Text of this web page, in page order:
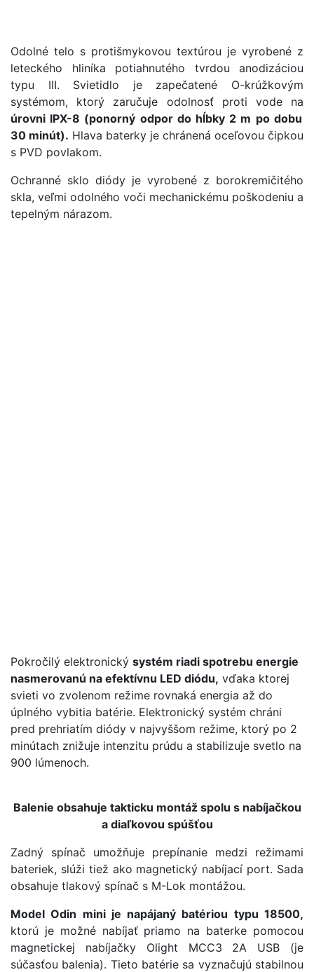
Odolné telo s protišmykovou textúrou je vyrobené z
leteckého hliníka potiahnutého tvrdou anodizáciou
typu III. Svietidlo je zapečatené O-krúžkovým
systémom, ktorý zaručuje odolnosť proti vode na
úrovni IPX-8 (ponorný odpor do hĺbky 2 m po dobu
30 minút). Hlava baterky je chránená oceľovou čipkou
s PVD povlakom.
Ochranné sklo diódy je vyrobené z borokremičitého
skla, veľmi odolného voči mechanickému poškodeniu a
tepelným nárazom.
Pokročilý elektronický systém riadi spotrebu energie
nasmerovanú na efektívnu LED diódu, vďaka ktorej
svieti vo zvolenom režime rovnaká energia až do
úplného vybitia batérie. Elektronický systém chráni
pred prehriatím diódy v najvyššom režime, ktorý po 2
minútach znižuje intenzitu prúdu a stabilizuje svetlo na
900 lúmenoch.
Balenie obsahuje takticku montáž spolu s nabíjačkou
a diaľkovou spúšťou
Zadný spínač umožňuje prepínanie medzi režimami
bateriek, slúži tiež ako magnetický nabíjací port. Sada
obsahuje tlakový spínač s M-Lok montážou.
Model Odin mini je napájaný batériou typu 18500,
ktorú je možné nabíjať priamo na baterke pomocou
magnetickej nabíjačky Olight MCC3 2A USB (je
súčasťou balenia). Tieto batérie sa vyznačujú stabilnou